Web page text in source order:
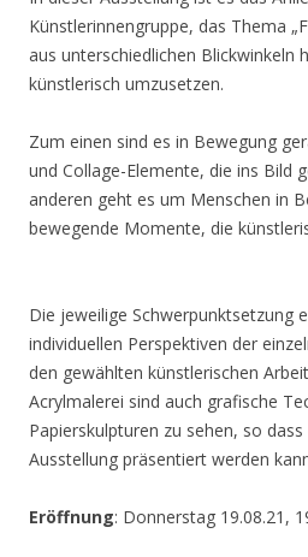
Künstlerinnengruppe, das Thema
aus unterschiedlichen Blickwinkeln
künstlerisch umzusetzen.
Zum einen sind es in Bewegung
und Collage-Elemente, die ins Bild
anderen geht es um Menschen in
bewegende Momente, die
Die jeweilige Schwerpunktsetzung
individuellen Perspektiven der
den gewählten künstlerischen
Acrylmalerei sind auch grafische
Papierskulpturen zu sehen, so
Ausstellung präsentiert werden
Eröffnung: Donnerstag 19.08.21,